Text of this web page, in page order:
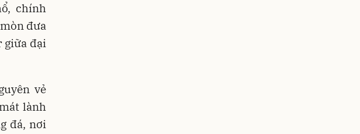
chính
đưa
giữa đại
vẻ
lành
đá, nơi